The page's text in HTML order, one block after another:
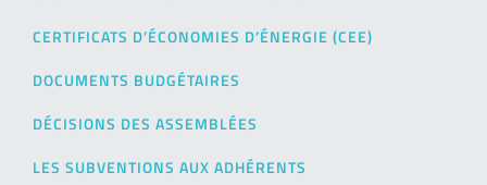
CERTIFICATS D’ÉCONOMIES D’ÉNERGIE (CEE)
DOCUMENTS BUDGÉTAIRES
DÉCISIONS DES ASSEMBLÉES
LES SUBVENTIONS AUX ADHÉRENTS